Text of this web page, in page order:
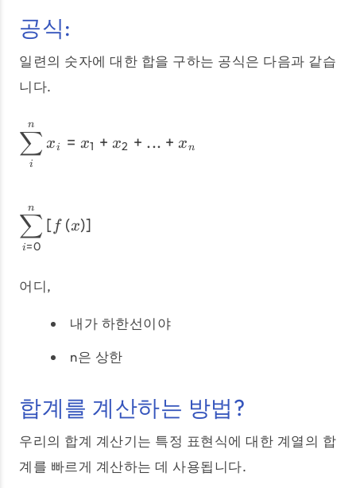
공식:
일련의 숫자에 대한 합을 구하는 공식은 다음과 같습
니다.
i
∑
n
xi = x1 + x2 + ... + xn
i=0
∑
n
[ f (x)]
어디,
내가 하한선이야
n은 상한
합계를 계산하는 방법?
우리의 합계 계산기는 특정 표현식에 대한 계열의 합
계를 빠르게 계산하는 데 사용됩니다.